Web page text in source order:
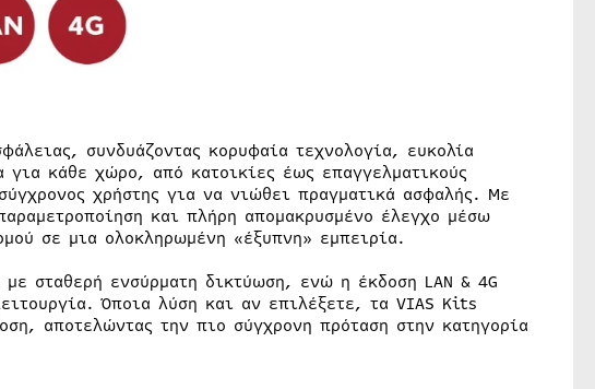
συνδυάζοντας κορυφαία τεχνολογία, ευκολία
για κάθε χώρο, από κατοικίες έως επαγγελματικούς
χρήστης για να νιώθει πραγματικά ασφαλής. Με
και πλήρη απομακρυσμένο έλεγχο μέσω
σε μια ολοκληρωμένη «έξυπνη» εμπειρία.
σταθερή ενσύρματη δικτύωση, ενώ η έκδοση LAN & 4G
Όποια λύση και αν επιλέξετε, τα VIAS Kits
αποτελώντας την πιο σύγχρονη πρόταση στην κατηγορία